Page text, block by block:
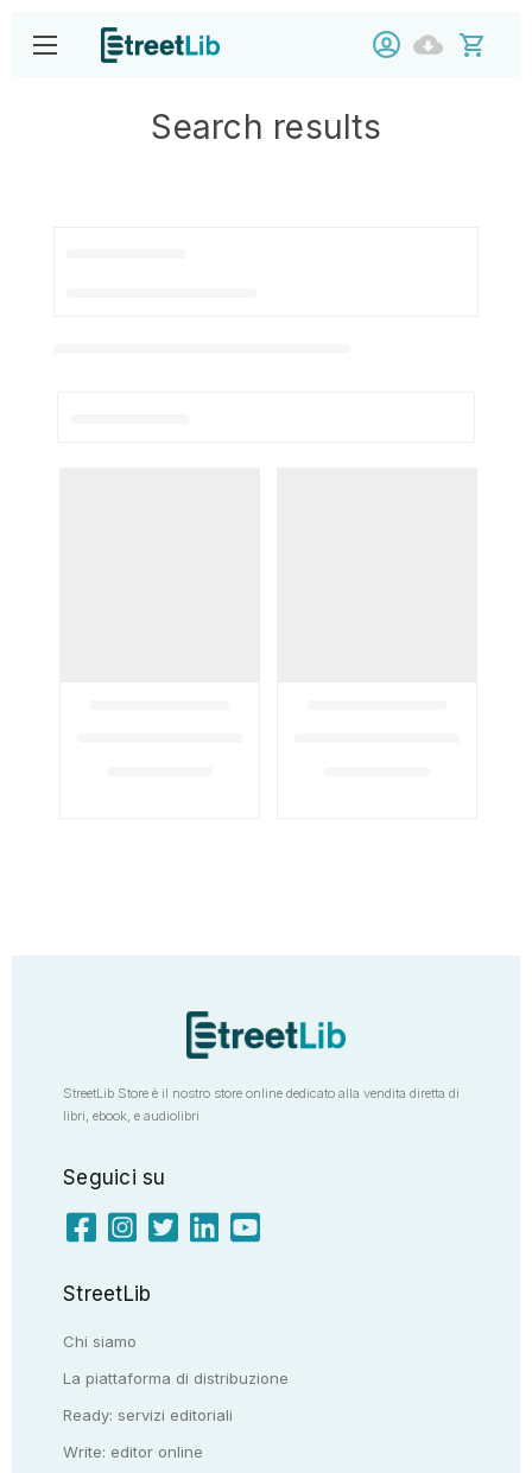
Search results
StreetLib Store è il nostro store online dedicato alla vendita diretta di
libri, ebook, e audiolibri
Seguici su
StreetLib
Chi siamo
La piattaforma di distribuzione
Ready: servizi editoriali
Write: editor online